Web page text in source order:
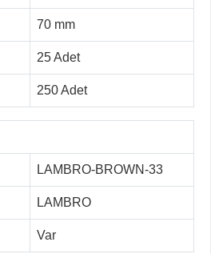
70 mm
25 Adet
250 Adet
LAMBRO-BROWN-33
LAMBRO
Var